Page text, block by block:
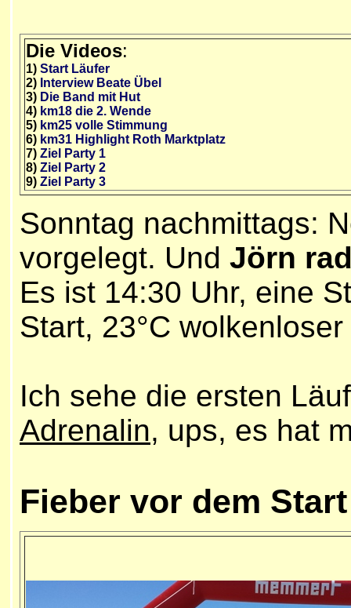
Die Videos:
1) Start Läufer
2) Interview Beate Übel
3) Die Band mit Hut
4) km18 die 2. Wende
5) km25 volle Stimmung
6) km31 Highlight Roth Marktplatz
7) Ziel Party 1
8) Ziel Party 2
9) Ziel Party 3
Sonntag nachmittags:
vorgelegt. Und Jörn
Es ist 14:30 Uhr, eine
Start, 23°C
Ich sehe die ersten
Adrenalin, ups, es hat
Fieber vor dem Start